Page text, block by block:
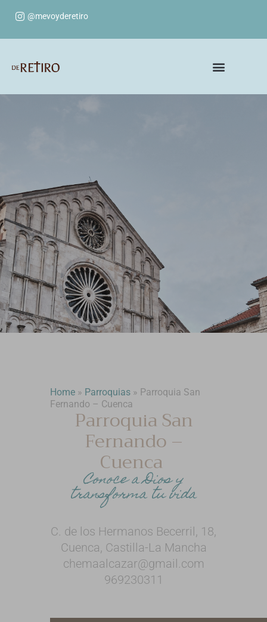
@mevoyderetiro
Home » Parroquias » Parroquia San
Fernando – Cuenca
Parroquia San
Fernando –
Cuenca
Conoce a Dios y
transforma tu vida
C. de los Hermanos Becerril, 18,
Cuenca, Castilla-La Mancha
chemaalcazar@gmail.com
969230311